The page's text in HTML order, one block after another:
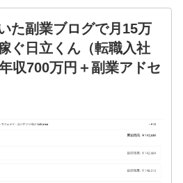
た副業ブログで月15万
ぐ日立くん（転職入社
収700万円＋副業アドセ